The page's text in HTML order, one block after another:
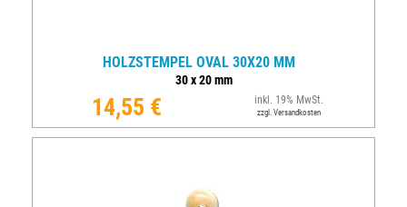
HOLZSTEMPEL OVAL 30X20 MM
30x20mm
14,55 € inkl. 19% MwSt.
zzgl. Versandkosten